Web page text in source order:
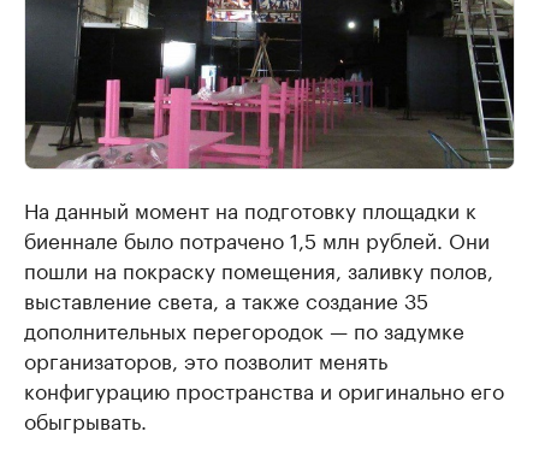
На данный момент на подготовку площадки к
биеннале было потрачено 1,5 млн рублей. Они
пошли на покраску помещения, заливку полов,
выставление света, а также создание 35
дополнительных перегородок — по задумке
организаторов, это позволит менять
конфигурацию пространства и оригинально его
обыгрывать.